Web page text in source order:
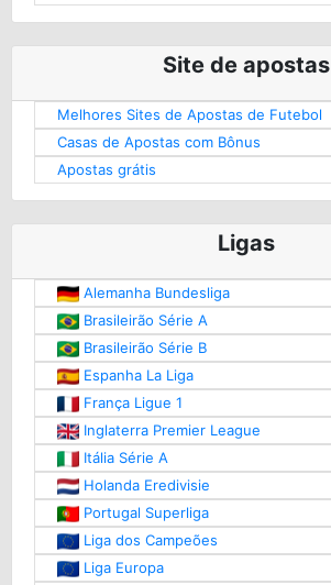
Site de apostas
Melhores Sites de Apostas de Futebol
Casas de Apostas com Bônus
Apostas grátis
Ligas
Alemanha Bundesliga
Brasileirão Série A
Brasileirão Série B
Espanha La Liga
França Ligue 1
Inglaterra Premier League
Itália Série A
Holanda Eredivisie
Portugal Superliga
Liga dos Campeões
Liga Europa